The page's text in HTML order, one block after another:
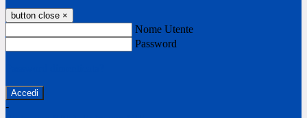
button close ×
Nome Utente
Password
-